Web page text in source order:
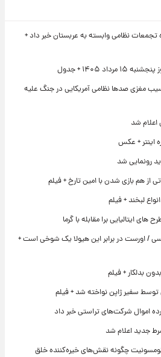
نظامی وابسته به عربستان خبر داد +
۱۴۰۵ + جدول
مغزی صدها نظامی آمریکایی در جنگ علیه
شد
اینتر + عکس
رونمایی شد
از هم بازی شدن با امین تارخ + فیلم
لبخند + فیلم
های ایتالیایی برا مقابله با گرما
/ اورست در برابر این هیولا یک شوخی است +
بدلکار + فیلم
سفیر ژاپن نواخته شد + فیلم
اموال شرکت‌های تراستی خبر داد
جدید اعلام شد
چگونه نقش‌های خیره‌کننده خلق